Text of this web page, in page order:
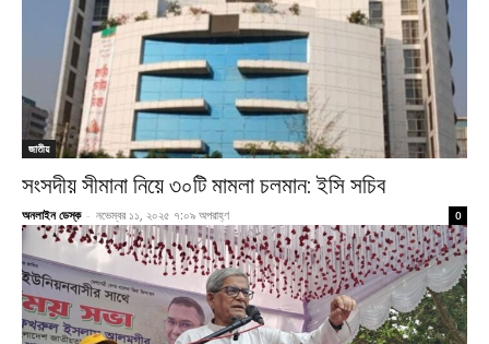
জাতীয়
সংসদীয় সীমানা নিয়ে ৩০টি মামলা চলমান: ইসি সচিব
অনলাইন ডেস্ক - নভেম্বর ১১, ২০২৫ ৭:০৯ অপরাহ্ণ 0